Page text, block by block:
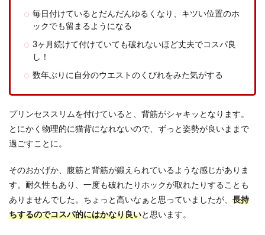
毎日付けているとだんだんゆるくなり、キツい位置のホ
ックでも留まるようになる
3ヶ月続けて付けていても破れないほど丈夫でコスパ良
し！
数年ぶりに自分のウエストのくびれをみた気がする
プリンセススリムを付けていると、背筋がシャキッとなります。
とにかく物理的に猫背になれないので、ずっと姿勢が良いままで
過ごすことに。
そのおかげか、腹筋と背筋が鍛えられているような感じがありま
す。耐久性もあり、一度も破れたりホックが取れたりすることも
ありませんでした。ちょっと高いなぁと思っていましたが、 長持
ちするのでコスパ的にはかなり良いと思います。